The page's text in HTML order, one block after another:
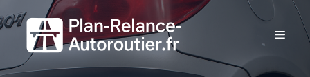
Aller
au
contenu